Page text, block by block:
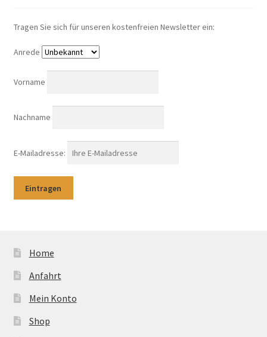
Tragen Sie sich für unseren kostenfreien Newsletter ein:
Anrede
Vorname
Nachname
E-Mailadresse:
Home
Anfahrt
Mein Konto
Shop